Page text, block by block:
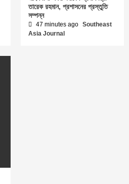
তারেক রহমান, প্রশাসনের প্রস্তুতি
সম্পন্ন
47 minutes ago Southeast
Asia Journal